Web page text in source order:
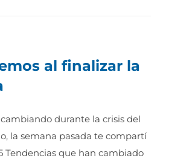
al finalizar la
durante la crisis del
la semana pasada te compartí
Tendencias que han cambiado